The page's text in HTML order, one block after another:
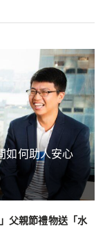
如何助人安心
父親節禮物送「水